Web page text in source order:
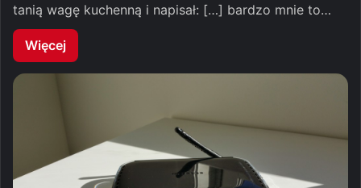
tanią wagę kuchenną i napisał: […] bardzo mnie to…
Więcej